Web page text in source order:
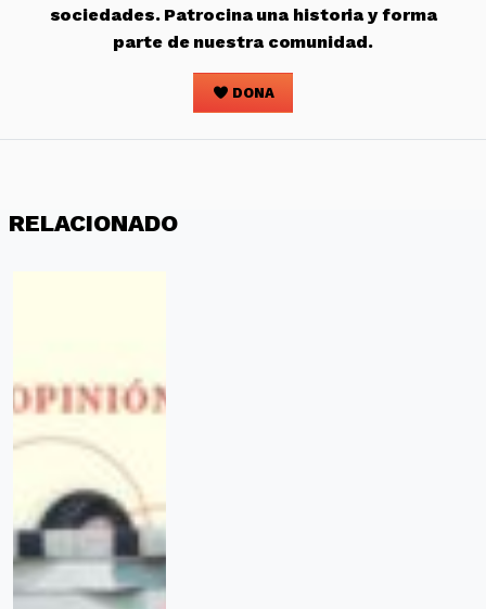
sociedades. Patrocina una historia y forma
parte de nuestra comunidad.
DONA
RELACIONADO